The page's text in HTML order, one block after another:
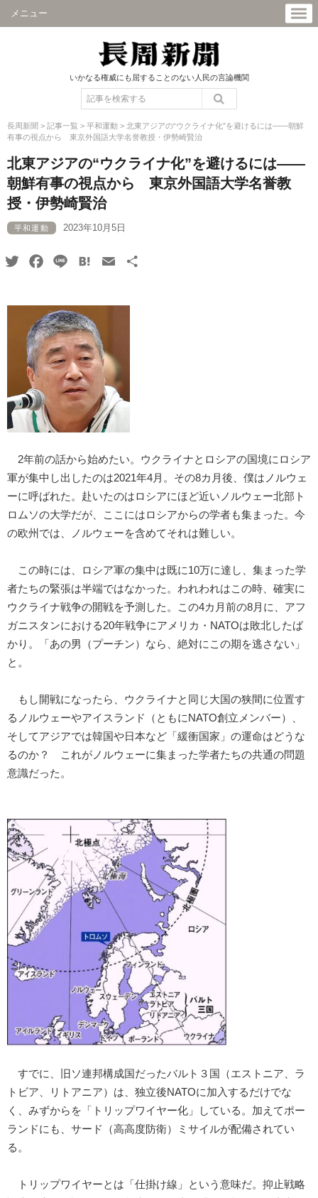
メニュー
いかなる権威にも屈することのない人民の言論機関
長周新聞 > 記事一覧 > 平和運動 > 北東アジアの“ウクライナ化”を避けるには――朝鮮
有事の視点から 東京外国語大学名誉教授・伊勢崎賢治
北東アジアの“ウクライナ化”を避けるには――
朝鮮有事の視点から 東京外国語大学名誉教
授・伊勢崎賢治
平和運動 2023年10月5日
TwitterFacebook
Line HatenaEmail
2年前の話から始めたい。ウクライナとロシアの国境にロシア
軍が集中し出したのは2021年4月。その8カ月後、僕はノルウェ
ーに呼ばれた。赴いたのはロシアにほど近いノルウェー北部ト
ロムソの大学だが、ここにはロシアからの学者も集まった。今
の欧州では、ノルウェーを含めてそれは難しい。
この時には、ロシア軍の集中は既に10万に達し、集まった学
者たちの緊張は半端ではなかった。われわれはこの時、確実に
ウクライナ戦争の開戦を予測した。この4カ月前の8月に、アフ
ガニスタンにおける20年戦争にアメリカ・NATOは敗北したば
かり。「あの男（プーチン）なら、絶対にこの期を逃さない」
と。
もし開戦になったら、ウクライナと同じ大国の狭間に位置す
るノルウェーやアイスランド（ともにNATO創立メンバー）、
そしてアジアでは韓国や日本など「緩衝国家」の運命はどうな
るのか？ これがノルウェーに集まった学者たちの共通の問題
意識だった。
すでに、旧ソ連邦構成国だったバルト３国（エストニア、ラ
トビア、リトアニア）は、独立後NATOに加入するだけでな
く、みずからを「トリップワイヤー化」している。加えてポー
ランドにも、サード（高高度防衛）ミサイルが配備されてい
る。
トリップワイヤーとは「仕掛け線」という意味だ。抑止戦略